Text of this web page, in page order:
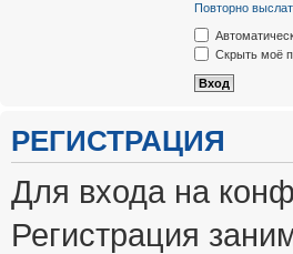
Повторно
Скрыть моё
РЕГИСТРАЦИЯ
Для входа на
Регистрация